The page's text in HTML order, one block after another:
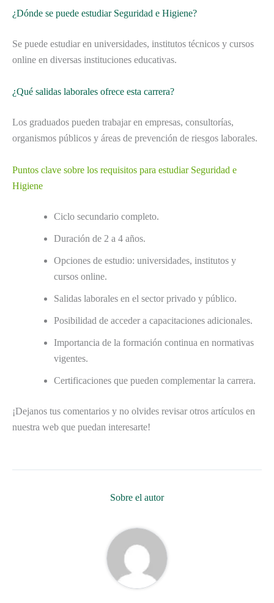
¿Dónde se puede estudiar Seguridad e Higiene?
Se puede estudiar en universidades, institutos técnicos y cursos
online en diversas instituciones educativas.
¿Qué salidas laborales ofrece esta carrera?
Los graduados pueden trabajar en empresas, consultorías,
organismos públicos y áreas de prevención de riesgos laborales.
Puntos clave sobre los requisitos para estudiar Seguridad e
Higiene
Ciclo secundario completo.
Duración de 2 a 4 años.
Opciones de estudio: universidades, institutos y
cursos online.
Salidas laborales en el sector privado y público.
Posibilidad de acceder a capacitaciones adicionales.
Importancia de la formación continua en normativas
vigentes.
Certificaciones que pueden complementar la carrera.
¡Dejanos tus comentarios y no olvides revisar otros artículos en
nuestra web que puedan interesarte!
Sobre el autor